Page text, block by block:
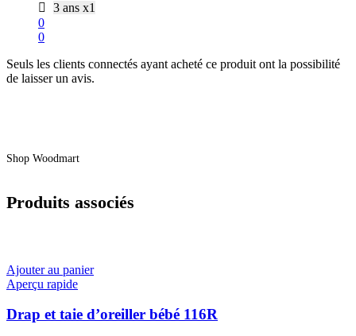
3 ans x1
0
0
Seuls les clients connectés ayant acheté ce produit ont la possibilité
de laisser un avis.
Shop Woodmart
Produits associés
Ajouter au panier
Aperçu rapide
Drap et taie d’oreiller bébé 116R